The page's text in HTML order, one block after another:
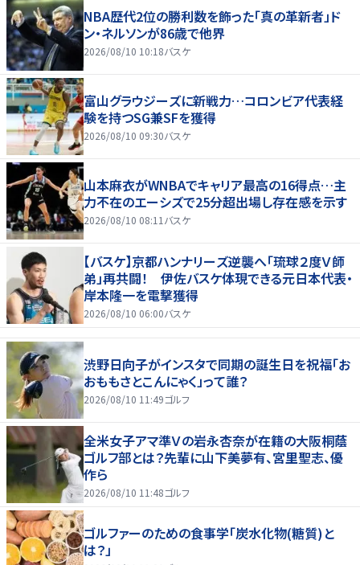
NBA歴代2位の勝利数を飾った「真の革新者」ド
ン・ネルソンが86歳で他界
2026/08/10 10:18バスケ
富山グラウジーズに新戦力…コロンビア代表経
験を持つSG兼SFを獲得
2026/08/10 09:30バスケ
山本麻衣がWNBAでキャリア最高の16得点…主
力不在のエーシズで25分超出場し存在感を示す
2026/08/10 08:11 バスケ
【バスケ】京都ハンナリーズ逆襲へ「琉球２度Ｖ師
弟」再共闘！ 伊佐バスケ体現できる元日本代表・
岸本隆一を電撃獲得
2026/08/10 06:00バスケ
渋野日向子がインスタで同期の誕生日を祝福「お
おももさとこんにゃく」って誰？
2026/08/10 11:49ゴルフ
全米女子アマ準Ｖの岩永杏奈が在籍の大阪桐蔭
ゴルフ部とは？先輩に山下美夢有、宮里聖志、優
作ら
2026/08/10 11:48ゴルフ
ゴルファーのための食事学「炭水化物(糖質)と
は？」